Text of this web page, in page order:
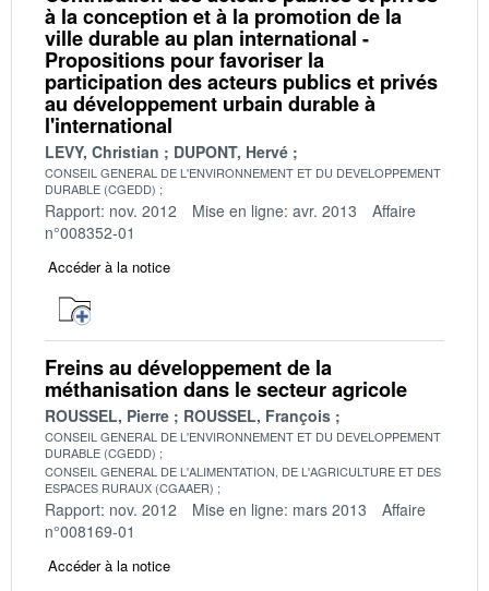
à la conception et à la promotion de la
ville durable au plan international -
Propositions pour favoriser la
participation des acteurs publics et privés
au développement urbain durable à
l'international
LEVY, Christian DUPONT, Hervé
CONSEIL GENERAL DE L'ENVIRONNEMENT ET DU DEVELOPPEMENT
DURABLE (CGEDD)
Rapport: nov. 2012 Mise en ligne: avr. 2013
Affaire
n°008352-01
Accéder à la notice
Freins au développement de la
méthanisation dans le secteur agricole
ROUSSEL, Pierre ROUSSEL, François
CONSEIL GENERAL DE L'ENVIRONNEMENT ET DU DEVELOPPEMENT
DURABLE (CGEDD)
CONSEIL GENERAL DE L'ALIMENTATION, DE L'AGRICULTURE ET DES
ESPACES RURAUX (CGAAER)
Rapport: nov. 2012 Mise en ligne: mars 2013
Affaire
n°008169-01
Accéder à la notice